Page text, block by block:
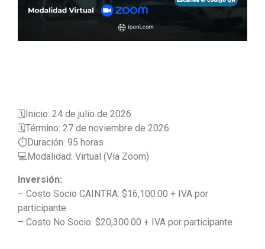
🗓️Inicio: 24 de julio de 2026
🗓️Término: 27 de noviembre de 2026
⏱️Duración: 95 horas
💻Modalidad: Virtual (Vía Zoom)
Inversión:
– Costo Socio CAINTRA: $16,100.00 + IVA por
participante
– Costo No Socio: $20,300.00 + IVA por participante